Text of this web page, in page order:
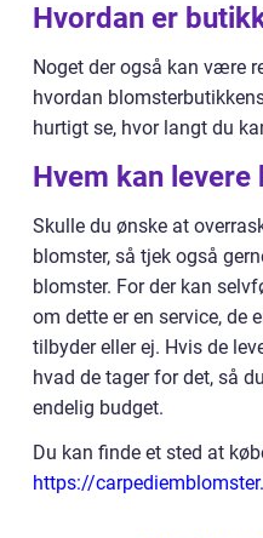
Hvordan er
Noget der også kan være
hvordan
hurtigt se, hvor langt du
Hvem kan levere
Skulle du ønske at
blomster, så tjek også
blomster. For der kan
om dette er en service, de
tilbyder eller ej. Hvis de
hvad de tager for det, så
endelig budget.
Du kan finde et sted at
https://